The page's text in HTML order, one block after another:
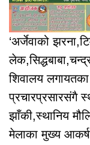
‘अर्जेवाको
शिवालय लगायतका
प्रचारप्रसारसंगै
झाँकी,स्थानिय
मेलाका मुख्य